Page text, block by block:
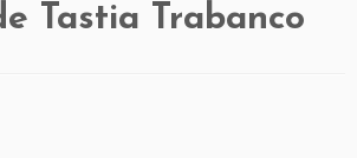
Tastia Trabanco